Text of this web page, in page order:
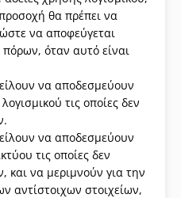
προσοχή θα πρέπει να
να αποφεύγεται
όταν αυτό είναι
να αποδεσμεύουν
τις οποίες δεν
να αποδεσμεύουν
τις οποίες δεν
και να μεριμνούν για την
αντίστοιχων στοιχείων,